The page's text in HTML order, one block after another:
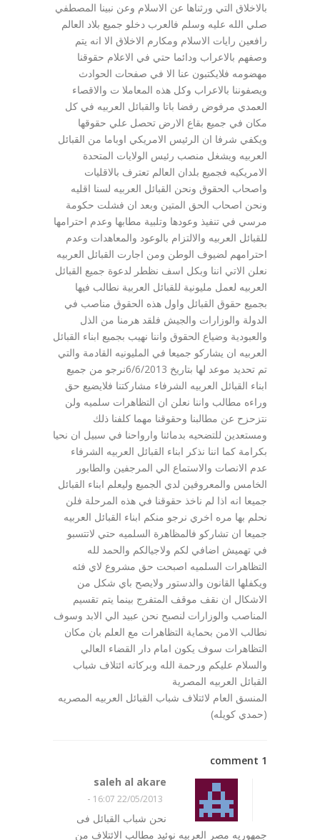
بالاخلاق التي ورثناها عن الاسلام وعن نبينا المصطفي
صلي الله عليه وسلم فالعرب دخلو جميع بلاد العالم
رافعين رايات الاسلام ومكارم الاخلاق الا انه يتم
وصفهم بالاعراب ودائما حتي في الاعلام حقوقنا
مهضومه فلايكتبون عنا الا في صفحات الحوادث
ويصفوننا بالاعراب وكل هذه المعاملا ت والاقصاء
العمدي مرفوض رفضا باتا والقبائل العربيه في كل
مكان في جميع بقاع الارض تحصل علي حقوقها
ويكفي شرفا ان الرئيس الامريكي اوباما من القبائل
العربيه ويشغل منصب رئيس الولايات المتحدة
الامريكيه فجميع بلدان العالم تعترف بالاقليات
واصحاب الحقوق ونحن القبائل العربيه لسنا اقليه
ونحن اصحاب الحق المتين وبعد ان فشلت حكومة
مرسي في تنفيذ وعودها وتلبية مطابها وعدم احترامها
للقبائل العربيه والالتزام بالوعود والمعاهدات وعدم
احترامهم لضيوف الوطن ومن اجارت القبائل العربيه
نعلن الاتي اننا وبكل اسف نظطر لدعوة جميع القبائل
العربيه لعمل مليونية للقبائل العربية نطالب فيها
بجميع حقوق القبائل واول هذه الحقوق مناصب في
الدولة والوزارات والجيش فلقد هرمنا من الذل
والعبودية وضياع الحقوق واننا نهيب بجميع ابناء القبائل
العربيه ان يشاركو جميعا في المليونيه القادمة والتي
تم تحديد موعد لها بتاريخ 6/6/2013نرجو من جميع
ابناء القبائل العربيه الشرفاء مشاركتنا فلايضيع حق
وراءه مطالب واننا نعلن ان التظاهرات سلميه ولن
نتزحزح عن مطالبنا وحقوقنا مهما كلفنا ذلك
ومستعدين للتضحيه بدمائنا وارواحنا في سبيل ان نحيا
بكرامة كما اننا نذكر ابناء القبائل العربيه الشرفاء
عدم الانصات والاستماع الي المرجفين والطابور
الخامس والمعروفين لدي الجميع وليعلم ابناء القبائل
جميعا انه اذا لم ناخذ حقوقنا في هذه المرحلة فلن
نحلم بها مره اخري نرجو منكم ابناء القبائل العربيه
جميعا ان تشاركو فالمظاهرة السلميه حتي لاتتسبو
في تهميش اضافي لكم ولاجيالكم والحمد لله
التظاهرات السلميه اصبحت حق مشروع لاي فئه
ويكفلها القانون والدستور ولايصح باي شكل من
الاشكال ان نقف موقف المتفرج بينما يتم تقسيم
المناصب والوزارات لنصبح نحن عبيد الي الابد وسوف
نطالب الامن بحماية التظاهرات مع العلم بان مكان
التظاهرات سوف يكون امام دار القضاء العالي
والسلام عليكم ورحمة الله وبركاته ائتلاف شباب
القبائل العربيه المصرية
المنسق العام لائتلاف شباب القبائل العربيه المصريه
(حمدي كويله)
1 comment
saleh al akare
22/05/2013 16:07
-
نحن‏ ‏شباب‏ ‏القبائل‏ ‏فى‏
‏جمهوريه‏ ‏مصر‏ العربيه‏ ‏نوئيد‏ ‏مطالب‏ ‏الائتلاف‏ ‏من‏